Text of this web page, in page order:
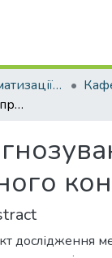
Факультет автоматизації та енергетики
Розроблення методу прогнозування зносу трубопровідних систем на основі даних вібраційного контролю
дослідження